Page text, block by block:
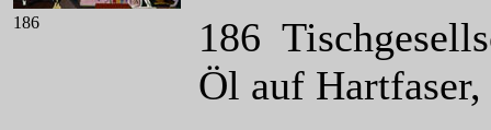
186
186
Öl auf